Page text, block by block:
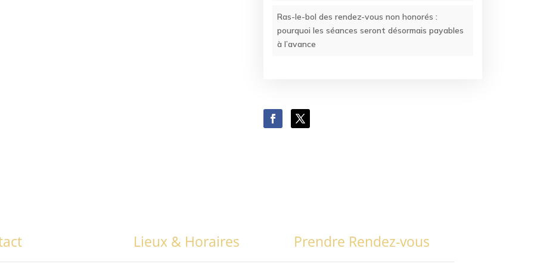
Ras-le-bol des rendez-vous non honorés :
pourquoi les séances seront désormais payables
à l’avance
Lieux & Horaires Prendre Rendez-vous